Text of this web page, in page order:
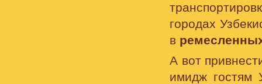
городах
в
А вот
имидж гостям